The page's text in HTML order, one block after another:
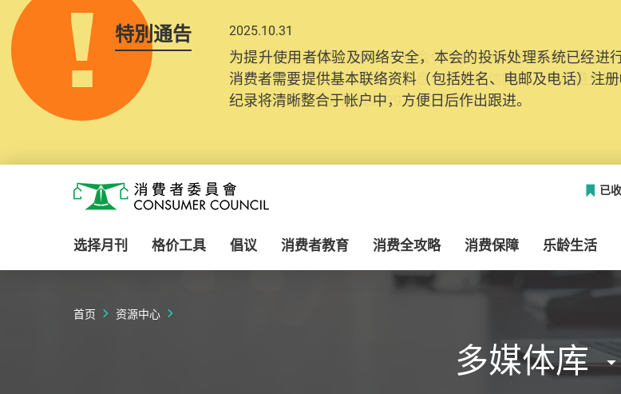
特別通告 2025.10.31
为提升使用者体验及网络安全，本会的投诉处理系统已经进
消费者需要提供基本联络资料（包括姓名、电邮及电话）注
纪录将清晰整合于帐户中，方便日后作出跟进。
消费者委员会
已
选择月刊 格价工具 倡议 消费者教育 消费全攻略 消费保障 乐龄生活
首页 资源中心
多媒体库